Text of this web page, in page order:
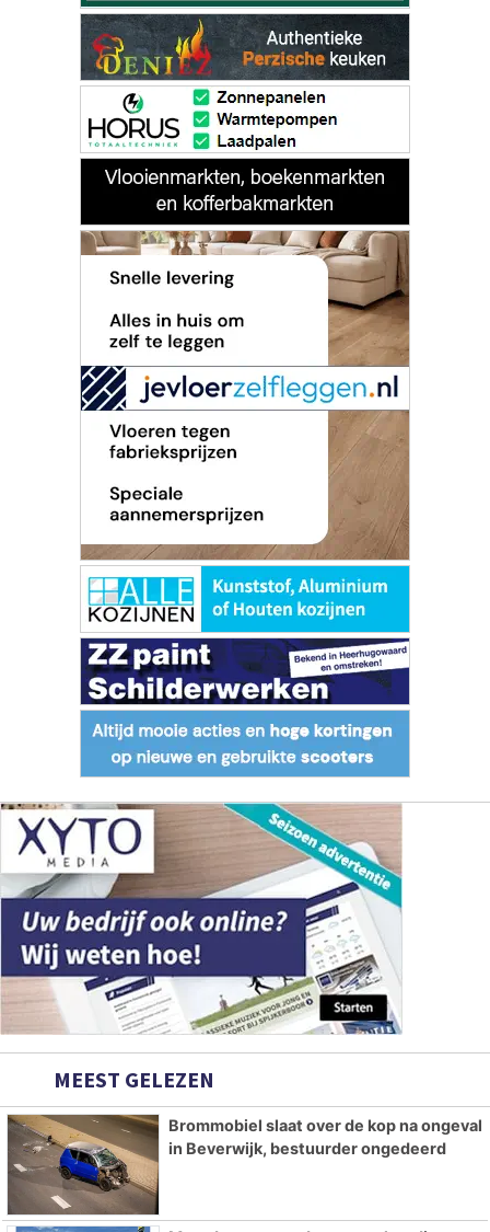
MEEST GELEZEN
Brommobiel slaat over de kop na ongeval
in Beverwijk, bestuurder ongedeerd